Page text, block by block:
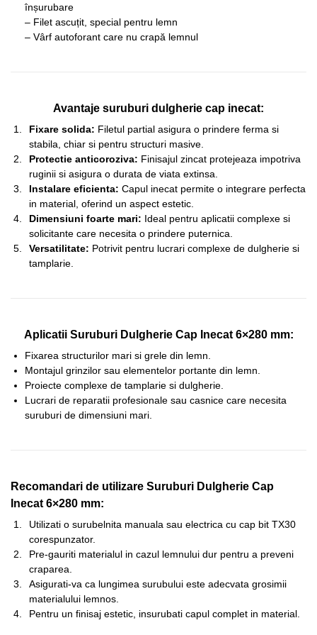
înșurubare
– Filet ascuțit, special pentru lemn
– Vârf autoforant care nu crapă lemnul
Avantaje suruburi dulgherie cap inecat:
Fixare solida: Filetul partial asigura o prindere ferma si
stabila, chiar si pentru structuri masive.
Protectie anticoroziva: Finisajul zincat protejeaza impotriva
ruginii si asigura o durata de viata extinsa.
Instalare eficienta: Capul inecat permite o integrare perfecta
in material, oferind un aspect estetic.
Dimensiuni foarte mari: Ideal pentru aplicatii complexe si
solicitante care necesita o prindere puternica.
Versatilitate: Potrivit pentru lucrari complexe de dulgherie si
tamplarie.
Aplicatii Suruburi Dulgherie Cap Inecat 6×280 mm:
Fixarea structurilor mari si grele din lemn.
Montajul grinzilor sau elementelor portante din lemn.
Proiecte complexe de tamplarie si dulgherie.
Lucrari de reparatii profesionale sau casnice care necesita
suruburi de dimensiuni mari.
Recomandari de utilizare Suruburi Dulgherie Cap
Inecat 6×280 mm:
Utilizati o surubelnita manuala sau electrica cu cap bit TX30
corespunzator.
Pre-gauriti materialul in cazul lemnului dur pentru a preveni
craparea.
Asigurati-va ca lungimea surubului este adecvata grosimii
materialului lemnos.
Pentru un finisaj estetic, insurubati capul complet in material.